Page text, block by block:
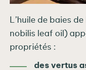
L’huile de baies
nobilis leaf oil)
propriétés :
des vertus